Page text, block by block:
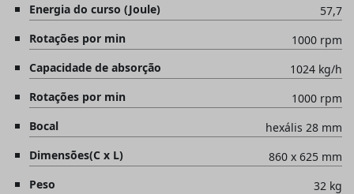
Energia do curso (Joule)
57,7
Rotações por min
1000 rpm
Capacidade de absorção
1024 kg/h
Rotações por min
1000 rpm
Bocal
hexális 28 mm
Dimensões(C x L)
860 x 625 mm
Peso
32 kg